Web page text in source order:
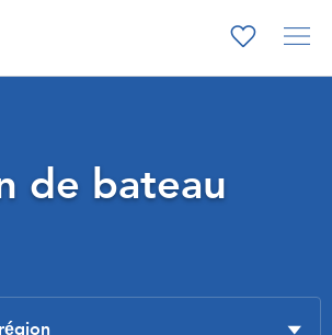
de bateau